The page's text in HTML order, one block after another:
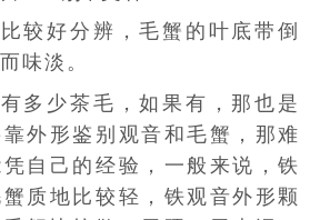
较好分辨，毛蟹的叶底带倒
味淡。
多少茶毛，如果有，那也是
外形鉴别观音和毛蟹，那难
自己的经验，一般来说，铁
质地比较轻，铁观音外形颗